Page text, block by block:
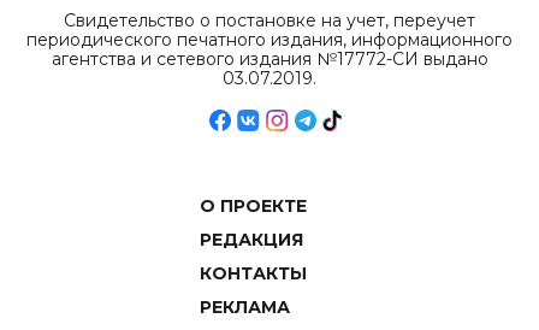
Свидетельство о постановке на учет, переучет
периодического печатного издания, информационного
агентства и сетевого издания №17772-СИ выдано
03.07.2019.
О ПРОЕКТЕ
РЕДАКЦИЯ
КОНТАКТЫ
РЕКЛАМА